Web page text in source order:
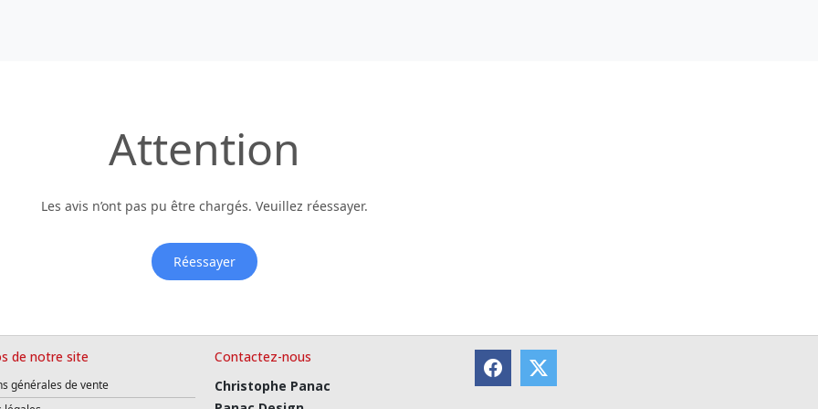
Attention
Les avis n’ont pas pu être chargés. Veuillez réessayer.
Réessayer
de notre site
générales de vente
Contactez-nous
Christophe Panac